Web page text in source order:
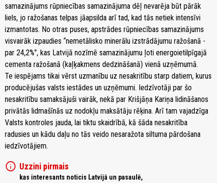
samazinājums rūpniecības samazinājuma dēļ nevarēja būt pārāk
liels, jo ražošanas telpas jāapsilda arī tad, kad tās netiek intensīvi
izmantotas. No otras puses, apstrādes rūpniecības samazinājums
visvairāk izpaudies “nemetālisko minerālu izstrādājumu ražošanā -
par 24,2%", kas Latvijā nozīmē samazinājumu ļoti energoietilpīgajā
cementa ražošanā (kaļķakmens dedzināšanā) vienā uzņēmumā.
Te iespējams tikai vērst uzmanību uz nesakritību starp datiem, kurus
producējušas valsts iestādes un uzņēmumi. Iedzīvotāji par šo
nesakritību samaksājuši vairāk, nekā par Krišjāņa Kariņa lidināšanos
privātās lidmašīnās uz nodokļu maksātāju rēķina. Arī tam vajadzīga
Valsts kontroles jauda, lai tiktu skaidrībā, kā šāda nesakritība
radusies un kādu daļu no tās veido nesaražota siltuma pārdošana
iedzīvotājiem.
info Uzzini pirmais
kas interesants noticis Latvijā un pasaulē,